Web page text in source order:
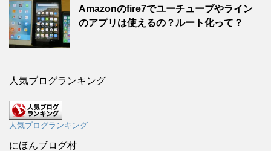
Amazonのfire7でユーチューブやライン
のアプリは使えるの？ルート化って？
人気ブログランキング
人気ブログランキング
にほんブログ村